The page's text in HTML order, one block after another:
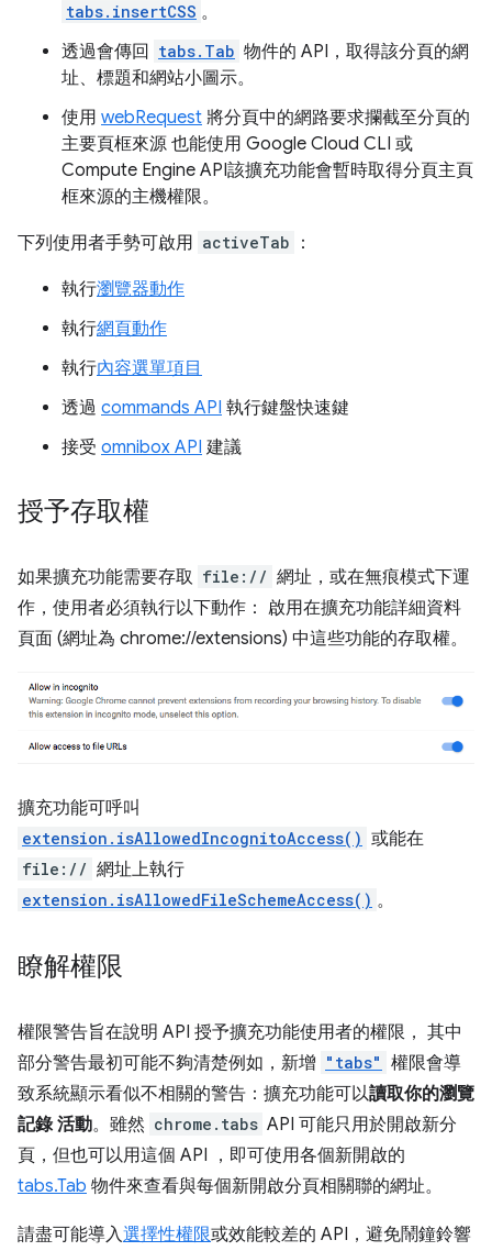
tabs.insertCSS 。
透過會傳回
tabs.Tab 物件的 API，取得該分頁的網
址、標題和網站小圖示。
使用 webRequest 將分頁中的網路要求攔截至分頁的
主要頁框來源 也能使用 Google Cloud CLI 或
Compute Engine API該擴充功能會暫時取得分頁主頁
框來源的主機權限。
下列使用者手勢可啟用 activeTab ：
執行瀏覽器動作
執行網頁動作
執行內容選單項目
透過 commands API 執行鍵盤快速鍵
接受 omnibox API 建議
授予存取權
如果擴充功能需要存取 file:// 網址，或在無痕模式下運
作，使用者必須執行以下動作： 啟用在擴充功能詳細資料
頁面 (網址為 chrome://extensions) 中這些功能的存取權。
擴充功能可呼叫
extension.isAllowedIncognitoAccess() 或能在
file:// 網址上執行
extension.isAllowedFileSchemeAccess() 。
瞭解權限
權限警告旨在說明 API 授予擴充功能使用者的權限， 其中
部分警告最初可能不夠清楚例如，新增 "tabs" 權限會導
致系統顯示看似不相關的警告：擴充功能可以讀取你的瀏覽
記錄 活動。雖然 chrome.tabs API 可能只用於開啟新分
頁，但也可以用這個 API ，即可使用各個新開啟的
tabs.Tab 物件來查看與每個新開啟分頁相關聯的網址。
請盡可能導入選擇性權限或效能較差的 API，避免鬧鐘鈴響